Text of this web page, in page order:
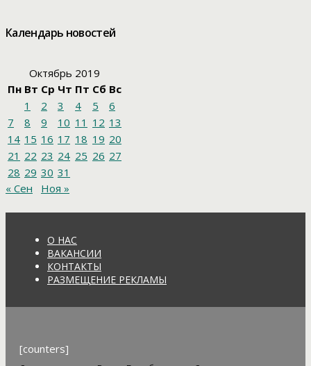
Календарь новостей
Октябрь 2019
Пн Вт Ср Чт Пт Сб Вс
1
2 3 4 5
6
7
8 9 10 11 12 13
14 15 16 17 18 19 20
21 22 23 24 25 26 27
28 29 30 31
« Сен
Ноя »
О НАС
ВАКАНСИИ
КОНТАКТЫ
РАЗМЕЩЕНИЕ РЕКЛАМЫ
[counters]